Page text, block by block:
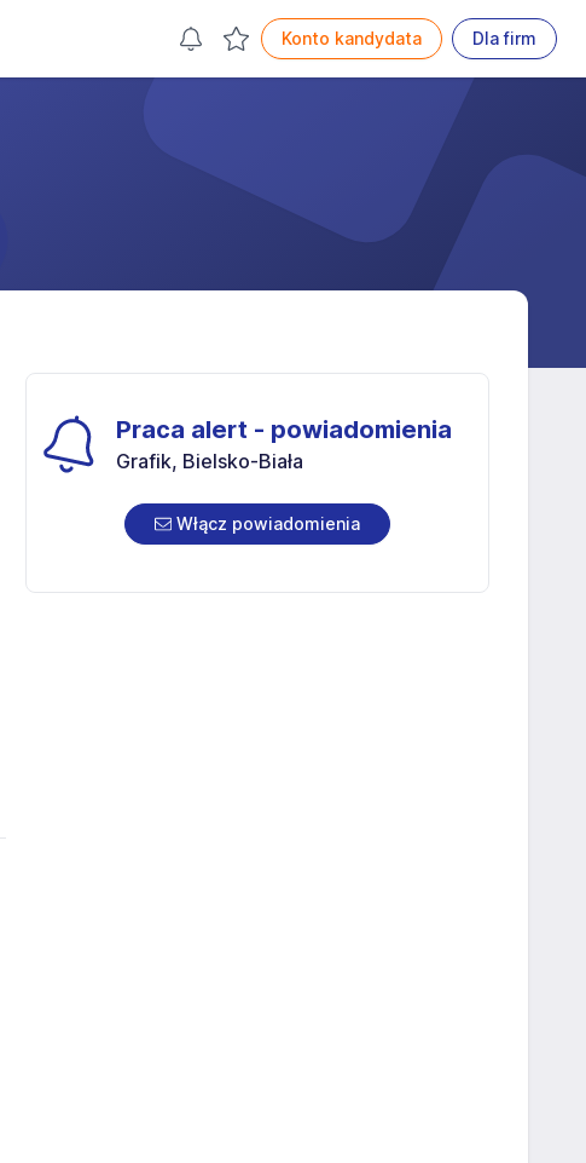
Konto kandydata Dla firm
Praca alert - powiadomienia
Grafik, Bielsko-Biała
Włącz powiadomienia